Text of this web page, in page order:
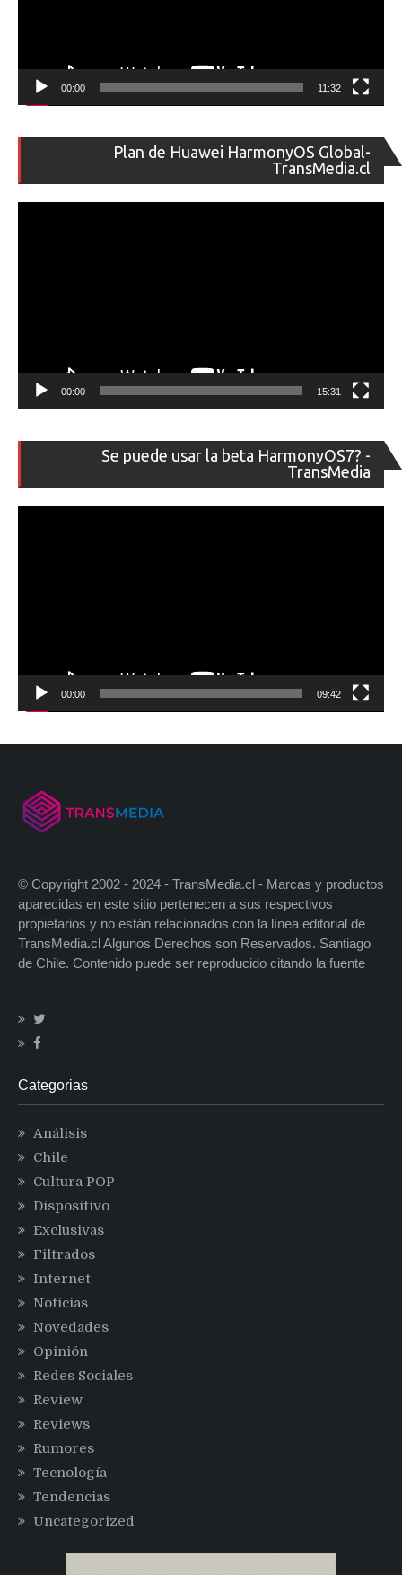
00:00 11:32
Plan de Huawei HarmonyOS Global-
TransMedia.cl
de
00:00 15:31
Se puede usar la beta HarmonyOS7? -
TransMedia
de
00:00 09:42
© Copyright 2002 - 2024 - TransMedia.cl - Marcas y productos
aparecidas en este sitio pertenecen a sus respectivos
propietarios y no están relacionados con la línea editorial de
TransMedia.cl Algunos Derechos son Reservados. Santiago
de Chile. Contenido puede ser reproducido citando la fuente
Categorias
Análisis
Chile
Cultura POP
Dispositivo
Exclusivas
Filtrados
Internet
Noticias
Novedades
Opinión
Redes Sociales
Review
Reviews
Rumores
Tecnología
Tendencias
Uncategorized